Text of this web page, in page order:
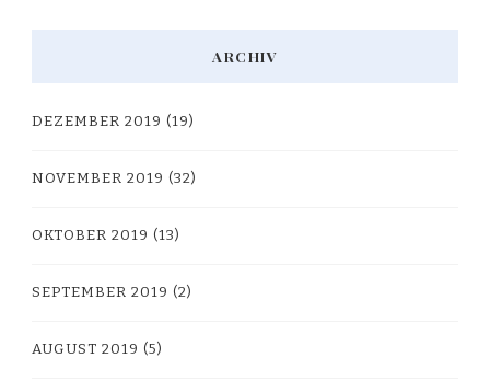
ARCHIV
DEZEMBER 2019 (19)
NOVEMBER 2019 (32)
OKTOBER 2019 (13)
SEPTEMBER 2019 (2)
AUGUST 2019 (5)